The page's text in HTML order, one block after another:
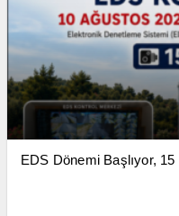
EDS Dönemi Başlıyor, 15